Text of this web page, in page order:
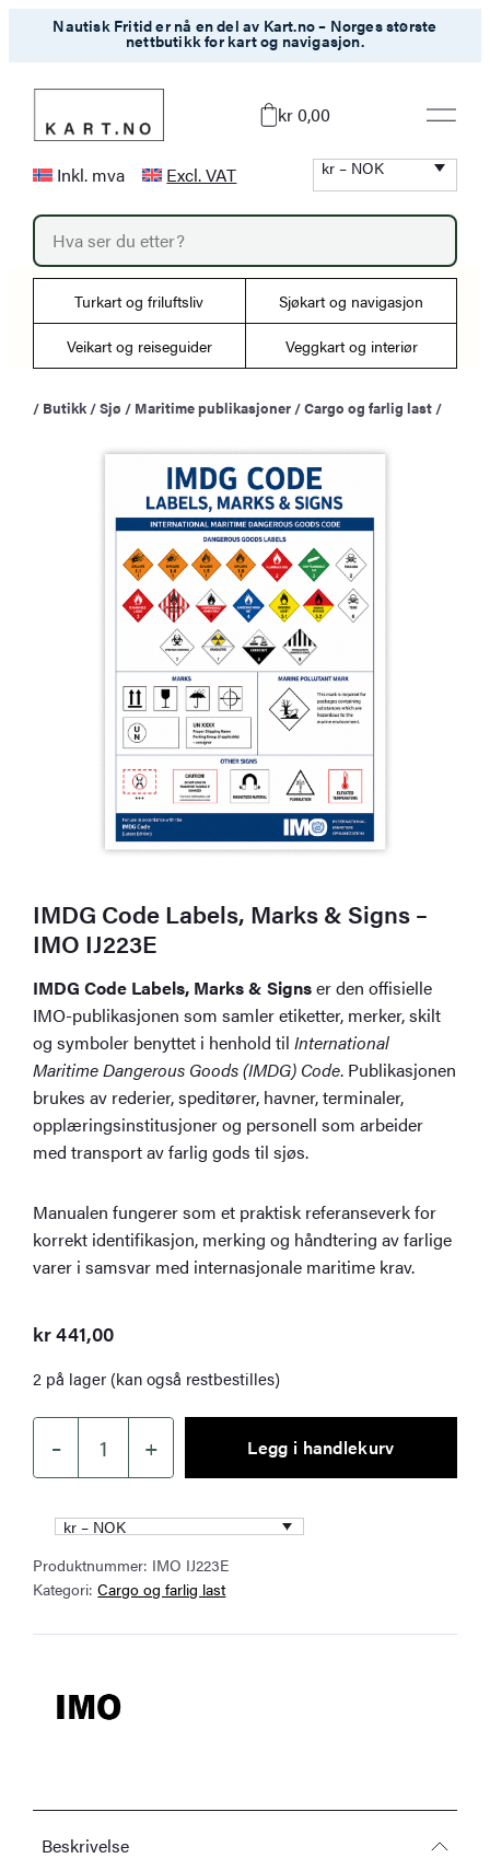
Nautisk Fritid er nå en del av Kart.no – Norges største
nettbutikk for kart og navigasjon.
kr 0,00
Inkl. mva Excl. VAT kr – NOK
P
o
d
t
r
Turkart og friluftsliv Sjøkart og navigasjon
Veikart og reiseguider Veggkart og interiør
/ Butikk /Sjø / Maritime publikasjoner /Cargo og farlig last /
IMDG Code Labels, Marks & Signs –
IMO IJ223E
IMDG Code Labels, Marks & Signser den offisielle
IMO-publikasjonen som samler etiketter, merker, skilt
og symboler benyttet i henhold tilInternational
Maritime Dangerous Goods (IMDG) Code. Publikasjonen
brukes av rederier, speditører, havner, terminaler,
opplæringsinstitusjoner og personell som arbeider
med transport av farlig gods til sjøs.
Manualen fungerer som et praktisk referanseverk for
korrekt identifikasjon, merking og håndtering av farlige
varer i samsvar med internasjonale maritime krav.
kr441,00
2 på lager (kan også restbestilles)
–
IMDG
Code
Labels,
Marks
&
Signs
antall
+ Legg i handlekurv
kr – NOK
Produktnummer: IMO IJ223E
Kategori:Cargo og farlig last
Beskrivelse